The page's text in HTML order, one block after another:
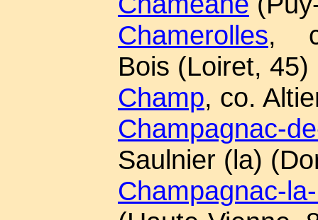
Chamerolles,
Bois (Loiret, 45)
Champ, co.
Champagnac-
Saulnier (la)
Champagnac-